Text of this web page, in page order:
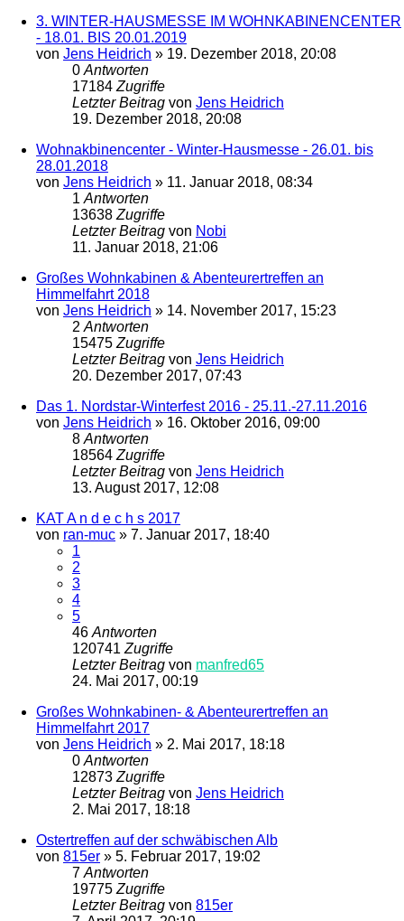
3. WINTER-HAUSMESSE IM WOHNKABINENCENTER
- 18.01. BIS 20.01.2019
von Jens Heidrich » 19. Dezember 2018, 20:08
0 Antworten
17184 Zugriffe
Letzter Beitrag von Jens Heidrich
19. Dezember 2018, 20:08
Wohnakbinencenter - Winter-Hausmesse - 26.01. bis
28.01.2018
von Jens Heidrich » 11. Januar 2018, 08:34
1 Antworten
13638 Zugriffe
Letzter Beitrag von Nobi
11. Januar 2018, 21:06
Großes Wohnkabinen & Abenteurertreffen an
Himmelfahrt 2018
von Jens Heidrich » 14. November 2017, 15:23
2 Antworten
15475 Zugriffe
Letzter Beitrag von Jens Heidrich
20. Dezember 2017, 07:43
Das 1. Nordstar-Winterfest 2016 - 25.11.-27.11.2016
von Jens Heidrich » 16. Oktober 2016, 09:00
8 Antworten
18564 Zugriffe
Letzter Beitrag von Jens Heidrich
13. August 2017, 12:08
KAT A n d e c h s 2017
von ran-muc » 7. Januar 2017, 18:40
1
2
3
4
5
46 Antworten
120741 Zugriffe
Letzter Beitrag von manfred65
24. Mai 2017, 00:19
Großes Wohnkabinen- & Abenteurertreffen an
Himmelfahrt 2017
von Jens Heidrich » 2. Mai 2017, 18:18
0 Antworten
12873 Zugriffe
Letzter Beitrag von Jens Heidrich
2. Mai 2017, 18:18
Ostertreffen auf der schwäbischen Alb
von 815er » 5. Februar 2017, 19:02
7 Antworten
19775 Zugriffe
Letzter Beitrag von 815er